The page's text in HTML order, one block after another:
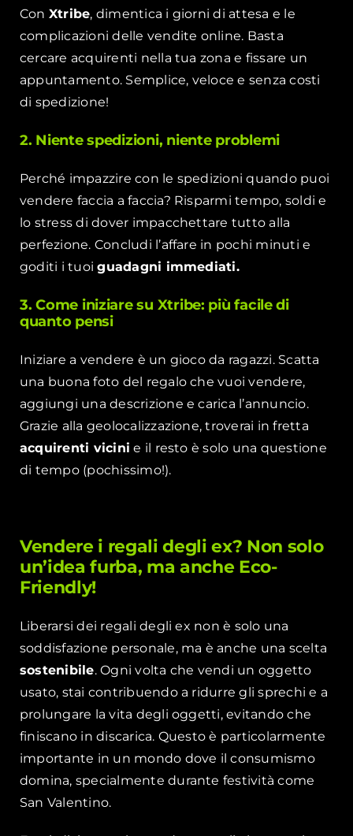
Con Xtribe, dimentica i giorni di attesa e le
complicazioni delle vendite online. Basta
cercare acquirenti nella tua zona e fissare un
appuntamento. Semplice, veloce e senza costi
di spedizione!
2. Niente spedizioni, niente problemi
Perché impazzire con le spedizioni quando puoi
vendere faccia a faccia? Risparmi tempo, soldi e
lo stress di dover impacchettare tutto alla
perfezione. Concludi l’affare in pochi minuti e
goditi i tuoiguadagni immediati.
3. Come iniziare su Xtribe: più facile di
quanto pensi
Iniziare a vendere è un gioco da ragazzi. Scatta
una buona foto del regalo che vuoi vendere,
aggiungi una descrizione e carica l’annuncio.
Grazie alla geolocalizzazione, troverai in fretta
acquirenti vicini e il resto è solo una questione
di tempo (pochissimo!).
Vendere i regali degli ex? Non solo
un’idea furba, ma anche Eco-
Friendly!
Liberarsi dei regali degli ex non è solo una
soddisfazione personale, ma è anche una scelta
sostenibile. Ogni volta che vendi un oggetto
usato, stai contribuendo a ridurre gli sprechi e a
prolungare la vita degli oggetti, evitando che
finiscano in discarica. Questo è particolarmente
importante in un mondo dove il consumismo
domina, specialmente durante festività come
San Valentino.